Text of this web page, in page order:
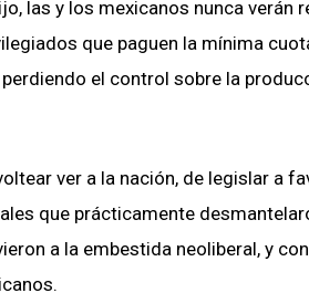
las y los mexicanos nunca
que paguen la mínima
el control sobre la
ver a la nación, de legislar a
que prácticamente
a la embestida neoliberal, y